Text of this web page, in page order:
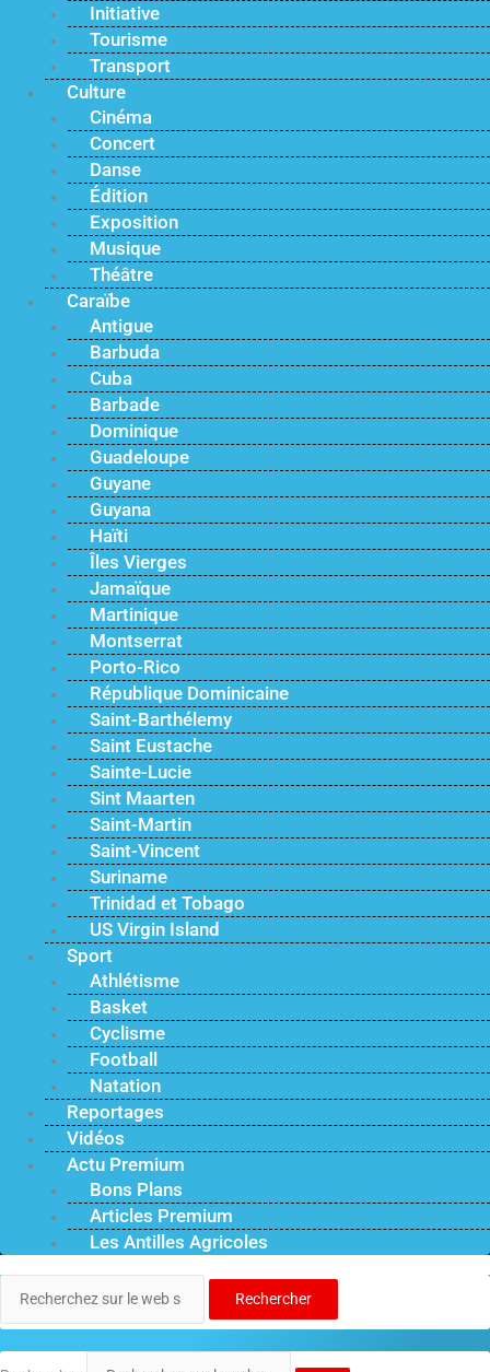
Initiative
Tourisme
Transport
Culture
Cinéma
Concert
Danse
Édition
Exposition
Musique
Théâtre
Caraïbe
Antigue
Barbuda
Cuba
Barbade
Dominique
Guadeloupe
Guyane
Guyana
Haïti
Îles Vierges
Jamaïque
Martinique
Montserrat
Porto-Rico
République Dominicaine
Saint-Barthélemy
Saint Eustache
Sainte-Lucie
Sint Maarten
Saint-Martin
Saint-Vincent
Suriname
Trinidad et Tobago
US Virgin Island
Sport
Athlétisme
Basket
Cyclisme
Football
Natation
Reportages
Vidéos
Actu Premium
Bons Plans
Articles Premium
Les Antilles Agricoles
Rechercher